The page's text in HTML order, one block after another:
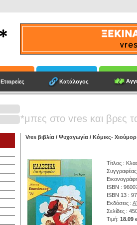
Εταιρείες Κατάλογος
*μπες στο vres και βρες
Vres βιβλία / Ψυχαγωγία / Κόμικς- Χιούμορ
Τίτλος :
ISBN :
ISBN 13 :
Εκδόσεις :
Σελίδες :
Τιμή: 18.09